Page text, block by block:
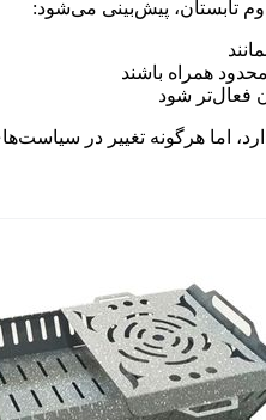
تابستان، پیش‌بینی می‌شود:
همراه باشند
اما هرگونه تغییر در